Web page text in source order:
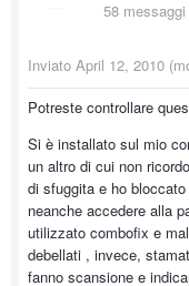
58 messaggi
Inviato April 12, 2010
Potreste controllare
Si è installato sul mio
un altro di cui non
di sfuggita e ho
neanche accedere alla
utilizzato combofix e
debellati , invece,
fanno scansione e